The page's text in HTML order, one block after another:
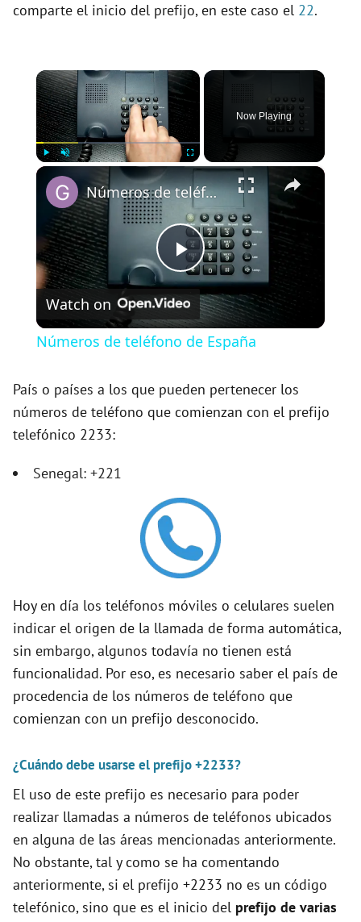
comparte el inicio del prefijo, en este caso el 22.
×
Fullscreen
Now Playing
×
P
l
y
d
e
o
Números de teléfono de España
Watch on
Números de teléfono de España
País o países a los que pueden pertenecer los
números de teléfono que comienzan con el prefijo
telefónico 2233:
Senegal: +221
Hoy en día los teléfonos móviles o celulares suelen
indicar el origen de la llamada de forma automática,
sin embargo, algunos todavía no tienen está
funcionalidad. Por eso, es necesario saber el país de
procedencia de los números de teléfono que
comienzan con un prefijo desconocido.
¿Cuándo debe usarse el prefijo +2233?
El uso de este prefijo es necesario para poder
realizar llamadas a números de teléfonos ubicados
en alguna de las áreas mencionadas anteriormente.
No obstante, tal y como se ha comentando
anteriormente, si el prefijo +2233 no es un código
telefónico, sino que es el inicio del prefijo de varias